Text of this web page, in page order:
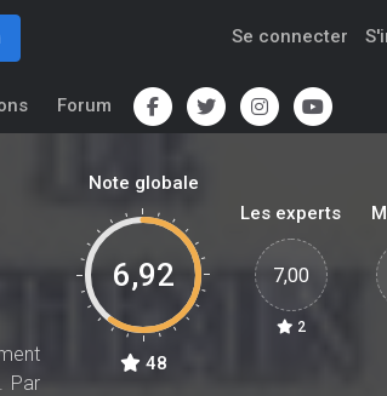
Se connecter
Forum
Par
Note globale
6,92
48
Les experts
7,00
2